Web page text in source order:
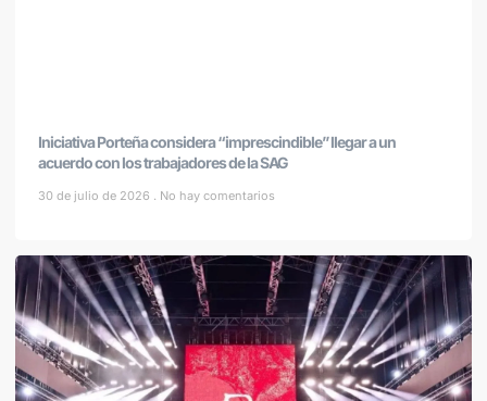
Iniciativa Porteña considera “imprescindible” llegar a un
acuerdo con los trabajadores de la SAG
30 de julio de 2026 No hay comentarios